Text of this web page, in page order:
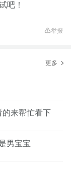
吧！
举报
更多
了 不知道是女宝还男宝 谁看的来帮忙看下
男宝宝